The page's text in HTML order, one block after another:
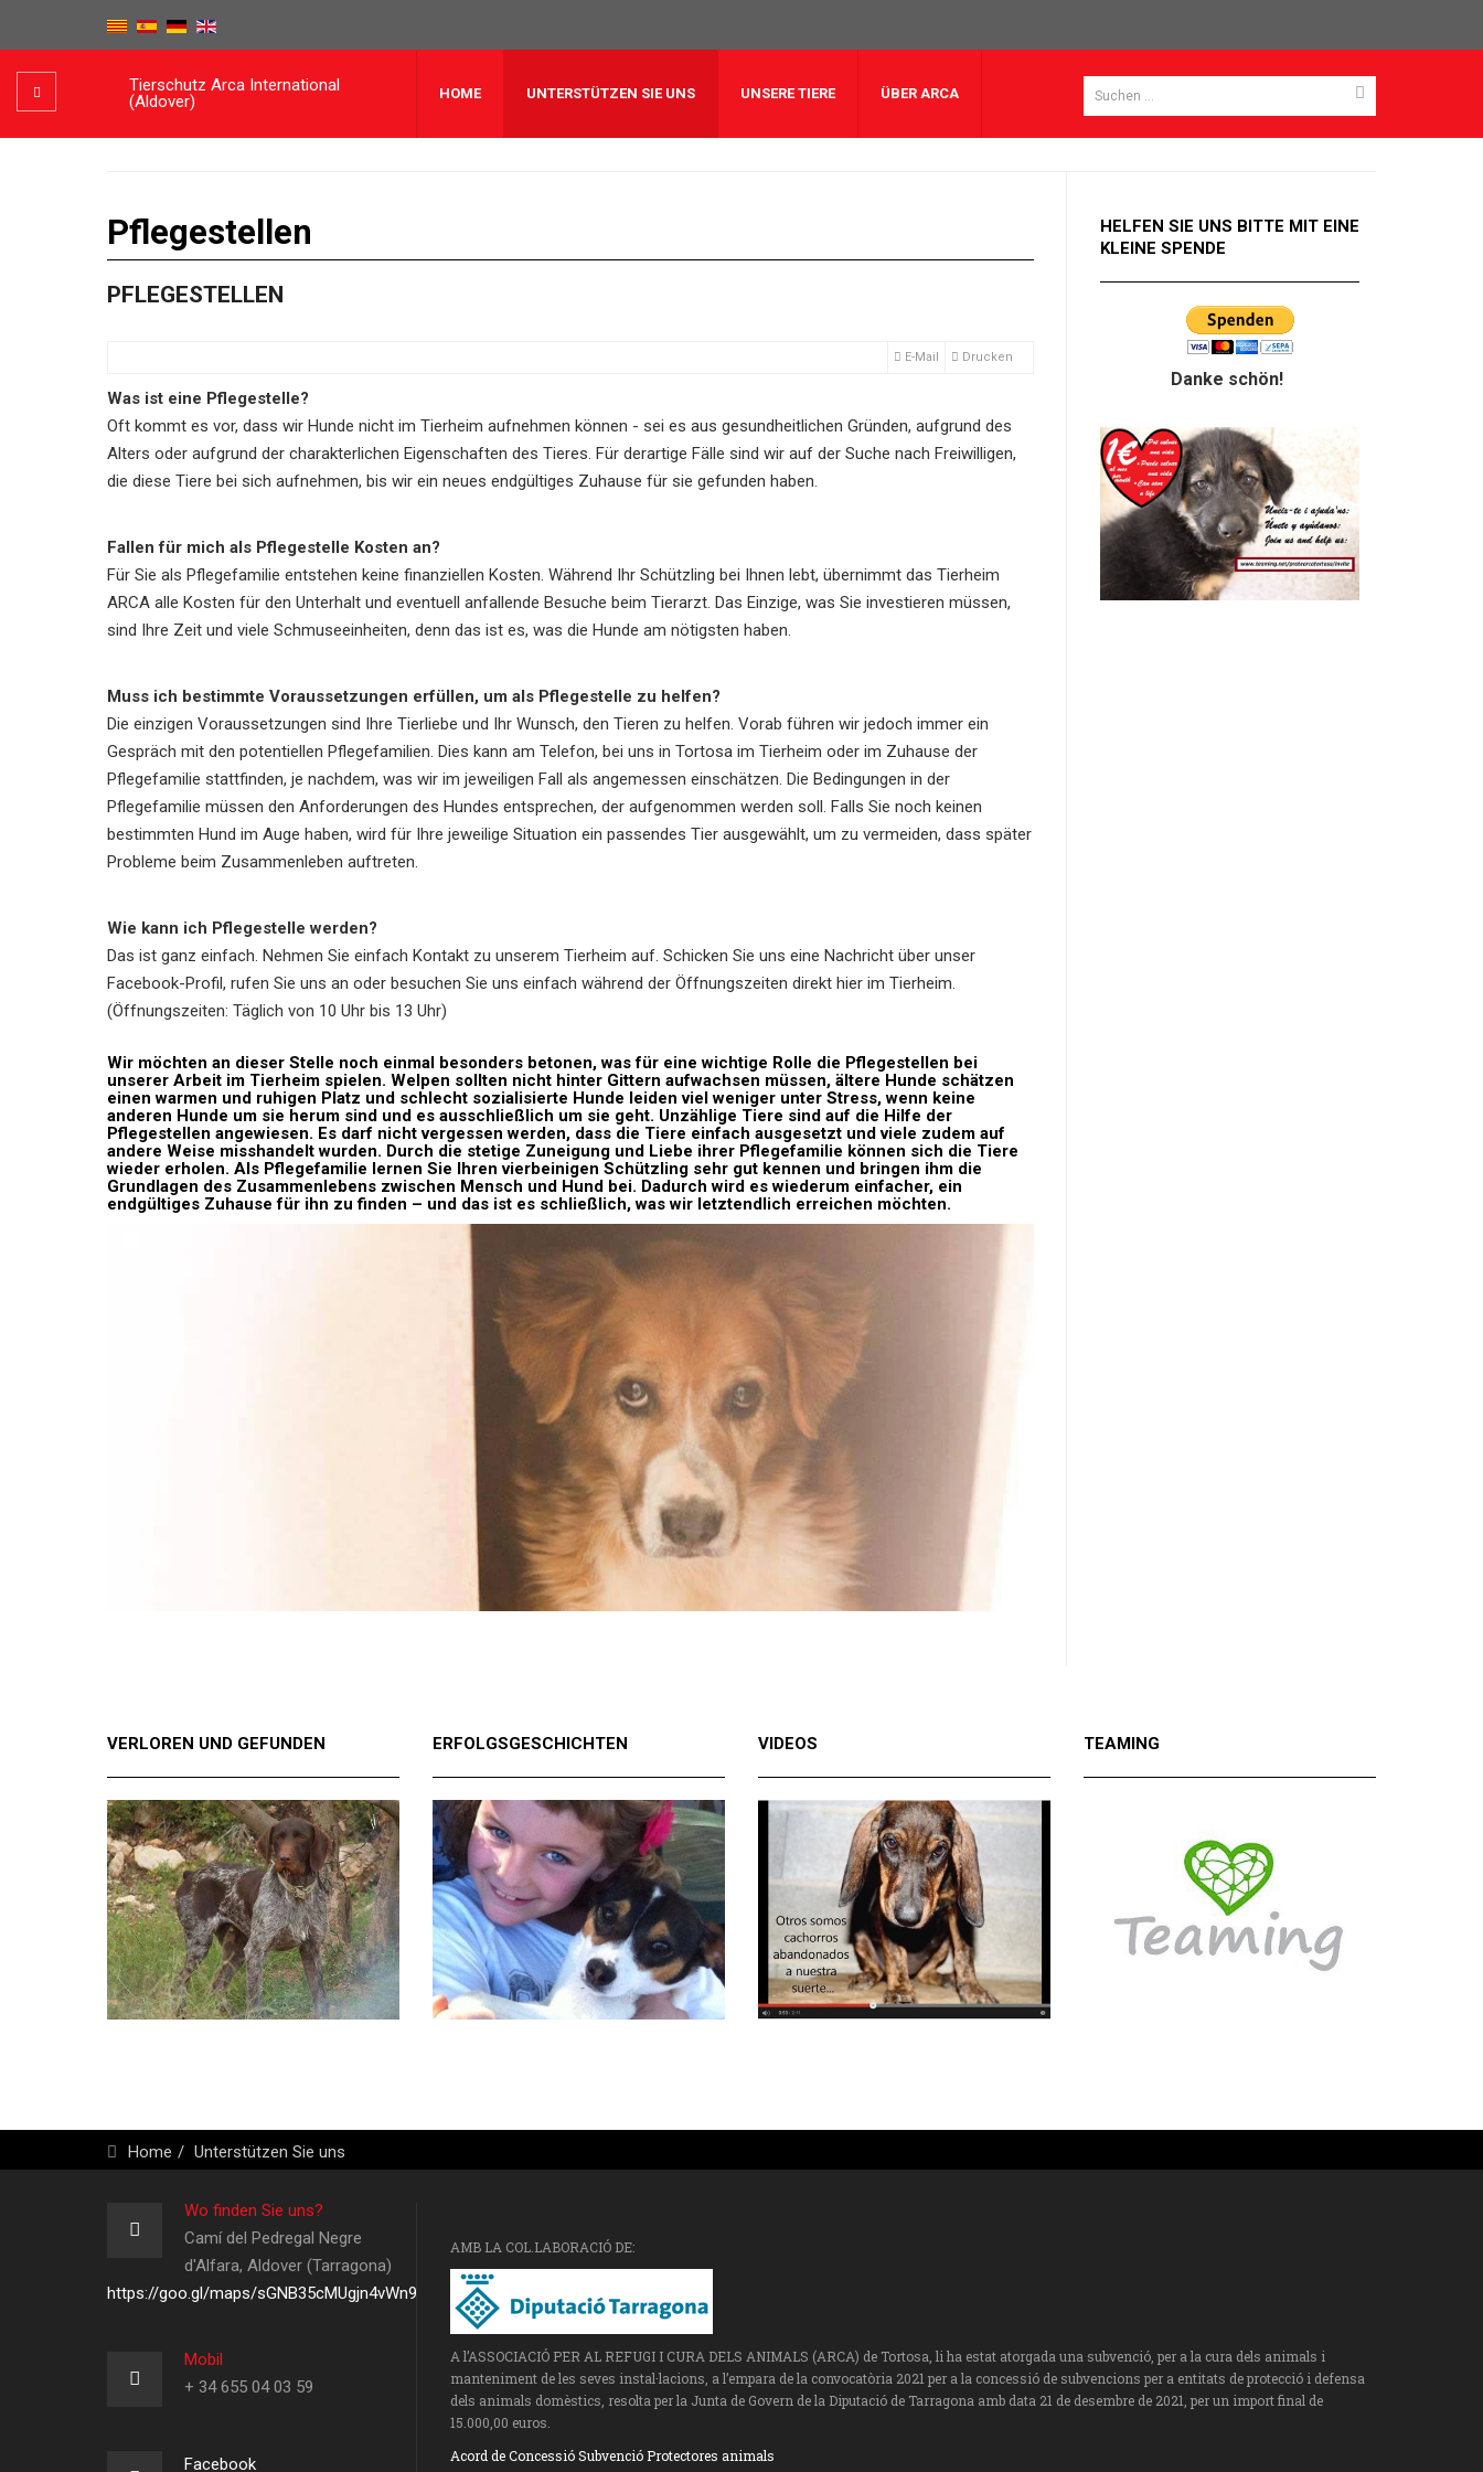
Tierschutz Arca International
(Aldover)
HOME UNTERSTÜTZEN SIE UNS UNSERE TIERE ÜBER ARCA
Pflegestellen
PFLEGESTELLEN
Drucken
E-Mail
Was ist eine Pflegestelle?
Oft kommt es vor, dass wir Hunde nicht im Tierheim aufnehmen können - sei es aus gesundheitlichen Gründen, aufgrund des
Alters oder aufgrund der charakterlichen Eigenschaften des Tieres. Für derartige Fälle sind wir auf der Suche nach Freiwilligen,
die diese Tiere bei sich aufnehmen, bis wir ein neues endgültiges Zuhause für sie gefunden haben.
Fallen für mich als Pflegestelle Kosten an?
Für Sie als Pflegefamilie entstehen keine finanziellen Kosten. Während Ihr Schützling bei Ihnen lebt, übernimmt das Tierheim
ARCA alle Kosten für den Unterhalt und eventuell anfallende Besuche beim Tierarzt. Das Einzige, was Sie investieren müssen,
sind Ihre Zeit und viele Schmuseeinheiten, denn das ist es, was die Hunde am nötigsten haben.
Muss ich bestimmte Voraussetzungen erfüllen, um als Pflegestelle zu helfen?
Die einzigen Voraussetzungen sind Ihre Tierliebe und Ihr Wunsch, den Tieren zu helfen. Vorab führen wir jedoch immer ein
Gespräch mit den potentiellen Pflegefamilien. Dies kann am Telefon, bei uns in Tortosa im Tierheim oder im Zuhause der
Pflegefamilie stattfinden, je nachdem, was wir im jeweiligen Fall als angemessen einschätzen. Die Bedingungen in der
Pflegefamilie müssen den Anforderungen des Hundes entsprechen, der aufgenommen werden soll. Falls Sie noch keinen
bestimmten Hund im Auge haben, wird für Ihre jeweilige Situation ein passendes Tier ausgewählt, um zu vermeiden, dass später
Probleme beim Zusammenleben auftreten.
Wie kann ich Pflegestelle werden?
Das ist ganz einfach. Nehmen Sie einfach Kontakt zu unserem Tierheim auf. Schicken Sie uns eine Nachricht über unser
Facebook-Profil, rufen Sie uns an oder besuchen Sie uns einfach während der Öffnungszeiten direkt hier im Tierheim.
(Öffnungszeiten: Täglich von 10 Uhr bis 13 Uhr)
Wir möchten an dieser Stelle noch einmal besonders betonen, was für eine wichtige Rolle die Pflegestellen bei
unserer Arbeit im Tierheim spielen. Welpen sollten nicht hinter Gittern aufwachsen müssen, ältere Hunde schätzen
einen warmen und ruhigen Platz und schlecht sozialisierte Hunde leiden viel weniger unter Stress, wenn keine
anderen Hunde um sie herum sind und es ausschließlich um sie geht. Unzählige Tiere sind auf die Hilfe der
Pflegestellen angewiesen. Es darf nicht vergessen werden, dass die Tiere einfach ausgesetzt und viele zudem auf
andere Weise misshandelt wurden. Durch die stetige Zuneigung und Liebe ihrer Pflegefamilie können sich die Tiere
wieder erholen. Als Pflegefamilie lernen Sie Ihren vierbeinigen Schützling sehr gut kennen und bringen ihm die
Grundlagen des Zusammenlebens zwischen Mensch und Hund bei. Dadurch wird es wiederum einfacher, ein
endgültiges Zuhause für ihn zu finden – und das ist es schließlich, was wir letztendlich erreichen möchten.
HELFEN SIE UNS BITTE MIT EINE
KLEINE SPENDE
Danke schön!
VERLOREN UND GEFUNDEN ERFOLGSGESCHICHTEN VIDEOS TEAMING
Home Unterstützen Sie uns
Wo finden Sie uns?
Camí del Pedregal Negre
d'Alfara, Aldover (Tarragona)
https://goo.gl/maps/sGNB35cMUgjn4vWn9
Mobil
+ 34 655 04 03 59
Facebook
AMB LA COL.LABORACIÓ DE:
A l’ASSOCIACIÓ PER AL REFUGI I CURA DELS ANIMALS (ARCA) de Tortosa, li ha estat atorgada una subvenció, per a la cura dels animals i
manteniment de les seves instal·lacions, a l’empara de la convocatòria 2021 per a la concessió de subvencions per a entitats de protecció i defensa
dels animals domèstics, resolta per la Junta de Govern de la Diputació de Tarragona amb data 21 de desembre de 2021, per un import final de
15.000,00 euros.
Acord de Concessió Subvenció Protectores animals